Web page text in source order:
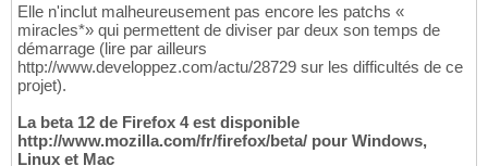
Elle n'inclut malheureusement pas encore les patchs «
miracles*» qui permettent de diviser par deux son temps de
démarrage (lire par ailleurs
http://www.developpez.com/actu/28729 sur les difficultés de ce
projet).
La beta 12 de Firefox 4 est disponible
http://www.mozilla.com/fr/firefox/beta/ pour Windows,
Linux et Mac